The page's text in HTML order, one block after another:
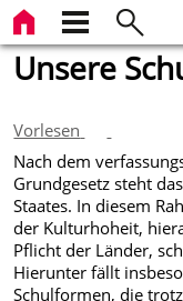
Unsere
Vorlesen
Nach dem
Grundgesetz steht
Staates. In diesem
der Kulturhoheit,
Pflicht der Länder,
Hierunter fällt
Schulformen, die